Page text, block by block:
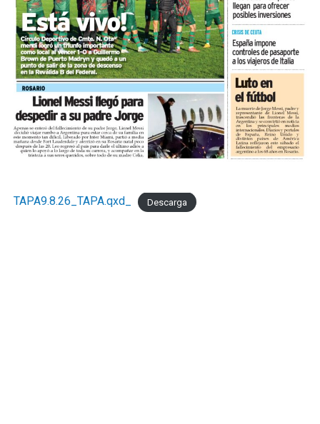
modifica el diagnóstico de fondo. UCIP monitorea
mensualmente la actividad del comercio minorista
marplatense a través del DESE y pone estos resultados a
disposición de los actores públicos y privados con un
objetivo concreto: que las decisiones de política
económica estén informadas por la realidad del sector
que genera empleo formal, paga sus obligaciones y
sostiene la actividad comercial de Mar del Pata
."Necesitamos la recomposición el poder adquisitivo y el
TAPA9.8.26_TAPA.qxd_ Descarga